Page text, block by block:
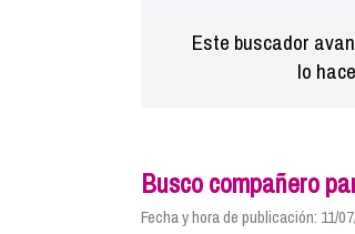
Este buscador
lo
Busco compañero
Fecha y hora de publicación: 11/